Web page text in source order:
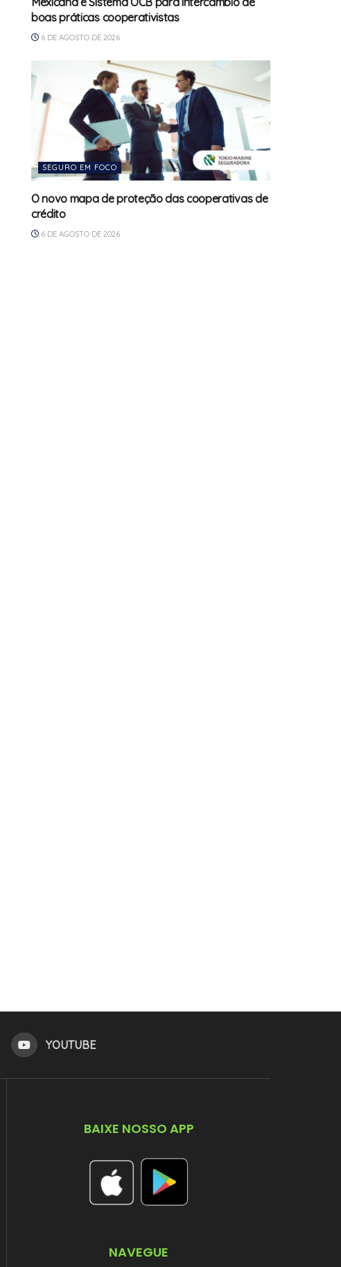
boas práticas cooperativistas
6 DE AGOSTO DE 2026
SEGURO EM FOCO
O novo mapa de proteção das cooperativas de
crédito
6 DE AGOSTO DE 2026
YOUTUBE
BAIXE NOSSO APP
NAVEGUE